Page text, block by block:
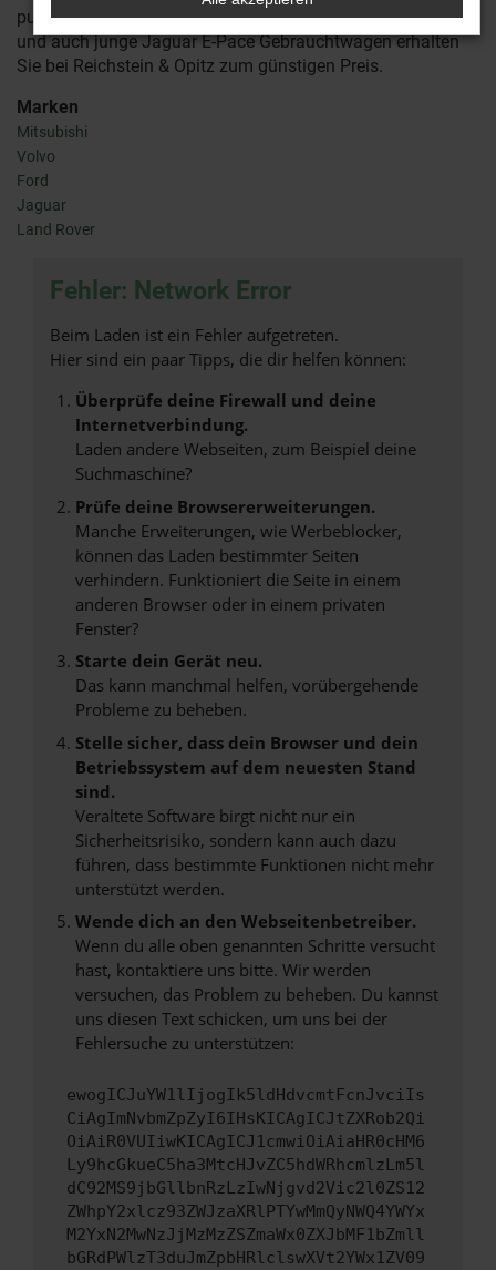
puncto Assistenten und Extras noch einen Schritt weiter
und auch junge Jaguar E-Pace Gebrauchtwagen erhalten
Sie bei Reichstein & Opitz zum günstigen Preis.
Marken
Mitsubishi
Volvo
Ford
Jaguar
Land Rover
Fehler: Network Error
Beim Laden ist ein Fehler aufgetreten.
Hier sind ein paar Tipps, die dir helfen können:
Überprüfe deine Firewall und deine
Internetverbindung.
Laden andere Webseiten, zum Beispiel deine
Suchmaschine?
Prüfe deine Browsererweiterungen.
Manche Erweiterungen, wie Werbeblocker,
können das Laden bestimmter Seiten
verhindern. Funktioniert die Seite in einem
anderen Browser oder in einem privaten
Fenster?
Starte dein Gerät neu.
Das kann manchmal helfen, vorübergehende
Probleme zu beheben.
Stelle sicher, dass dein Browser und dein
Betriebssystem auf dem neuesten Stand
sind.
Veraltete Software birgt nicht nur ein
Sicherheitsrisiko, sondern kann auch dazu
führen, dass bestimmte Funktionen nicht mehr
unterstützt werden.
Wende dich an den Webseitenbetreiber.
Wenn du alle oben genannten Schritte versucht
hast, kontaktiere uns bitte. Wir werden
versuchen, das Problem zu beheben. Du kannst
uns diesen Text schicken, um uns bei der
Fehlersuche zu unterstützen:
ewogICJuYW1lIjogIk5ldHdvcmtFcnJvciIs
CiAgImNvbmZpZyI6IHsKICAgICJtZXRob2Qi
OiAiR0VUIiwKICAgICJ1cmwiOiAiaHR0cHM6
Ly9hcGkueC5ha3MtcHJvZC5hdWRhcmlzLm5l
dC92MS9jbGllbnRzLzIwNjgvd2Vic2l0ZS12
ZWhpY2xlcz93ZWJzaXRlPTYwMmQyNWQ4YWYx
M2YxN2MwNzJjMzMzZSZmaWx0ZXJbMF1bZmll
bGRdPWlzT3duJmZpbHRlclswXVt2YWx1ZV09